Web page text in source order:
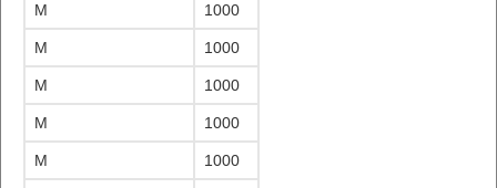
M 1000
M 1000
M 1000
M 1000
M 1000